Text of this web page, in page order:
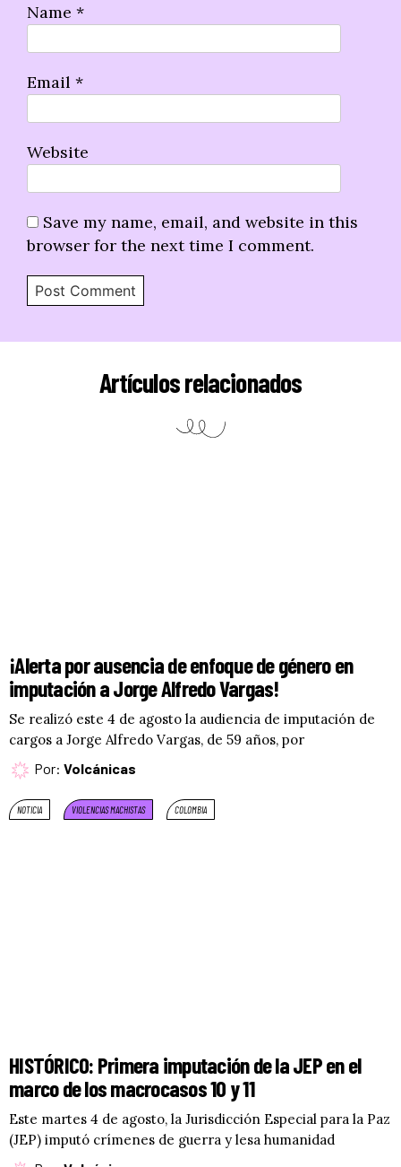
Name *
Email *
Website
Save my name, email, and website in this
browser for the next time I comment.
Artículos relacionados
¡Alerta por ausencia de enfoque de género en
imputación a Jorge Alfredo Vargas!
Se realizó este 4 de agosto la audiencia de imputación de
cargos a Jorge Alfredo Vargas, de 59 años, por
Por: Volcánicas
NOTICIA VIOLENCIAS MACHISTAS COLOMBIA
HISTÓRICO: Primera imputación de la JEP en el
marco de los macrocasos 10 y 11
Este martes 4 de agosto, la Jurisdicción Especial para la Paz
(JEP) imputó crímenes de guerra y lesa humanidad